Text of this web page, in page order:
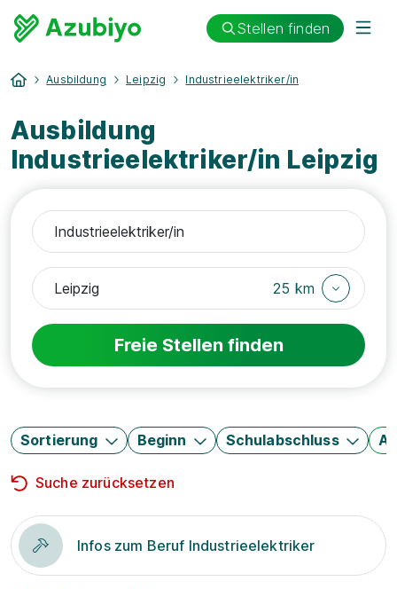
Stellen finden
Ausbildung Leipzig Industrieelektriker/in
Ausbildung
Industrieelektriker/in Leipzig
25 km
Freie Stellen finden
Sortierung Beginn Schulabschluss
Suche zurücksetzen
Infos zum Beruf Industrieelektriker